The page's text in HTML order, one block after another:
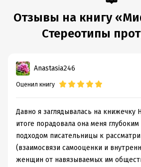
Отзывы на книгу
Стереотипы
Anastasia246
Оценил книгу
Давно я заглядывалась на книжечку
итоге порадовала она меня
подходом писательницы к
(взаимосвязи самооценки и
женщин от навязываемых им